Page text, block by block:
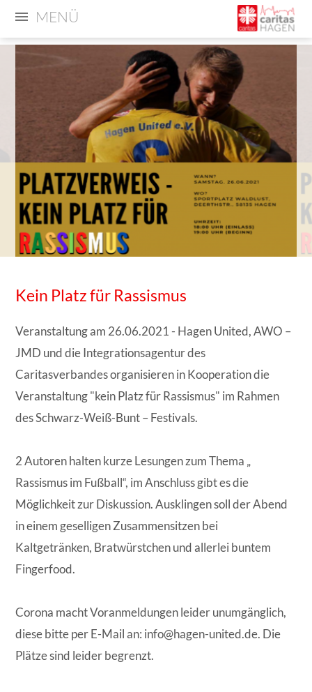
MENÜ
Kein Platz für Rassismus
Veranstaltung am 26.06.2021 - Hagen United, AWO –
JMD und die Integrationsagentur des
Caritasverbandes organisieren in Kooperation die
Veranstaltung "kein Platz für Rassismus" im Rahmen
des Schwarz-Weiß-Bunt – Festivals.
2 Autoren halten kurze Lesungen zum Thema „
Rassismus im Fußball“, im Anschluss gibt es die
Möglichkeit zur Diskussion. Ausklingen soll der Abend
in einem geselligen Zusammensitzen bei
Kaltgetränken, Bratwürstchen und allerlei buntem
Fingerfood.
Corona macht Voranmeldungen leider unumgänglich,
diese bitte per E-Mail an: info@hagen-united.de. Die
Plätze sind leider begrenzt.